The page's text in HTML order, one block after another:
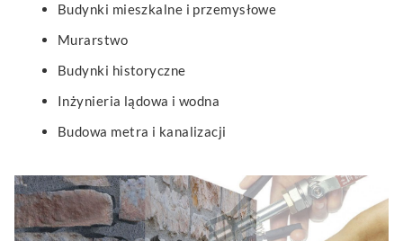
Budynki mieszkalne i przemysłowe
Murarstwo
Budynki historyczne
Inżynieria lądowa i wodna
Budowa metra i kanalizacji